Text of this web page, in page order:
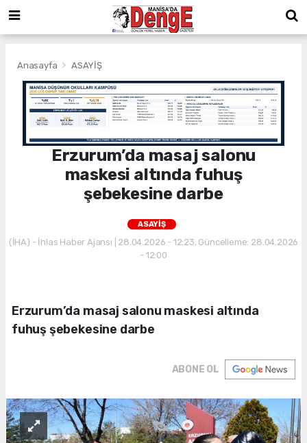
Anasayfa ASAYİŞ
Erzurum’da masaj salonu
maskesi altında fuhuş
şebekesine darbe
ASAYİŞ
(İHA) - İhlas Haber Ajansı | 28.04.2026 - 12:23, Güncelleme: 28.04.2026
- 12:00
Erzurum’da masaj salonu maskesi altında
fuhuş şebekesine darbe
ABONE OL